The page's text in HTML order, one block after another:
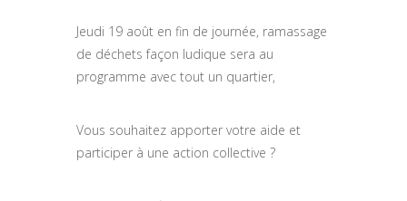
Jeudi 19 août en fin de journée, ramassage
de déchets façon ludique sera au
programme avec tout un quartier,
Vous souhaitez apporter votre aide et
participer à une action collective ?